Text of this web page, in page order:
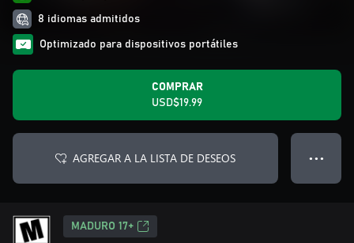
8 idiomas admitidos
Optimizado para dispositivos portátiles
COMPRAR
USD$19.99
AGREGAR A LA LISTA DE DESEOS ● ● ●
MADURO 17+